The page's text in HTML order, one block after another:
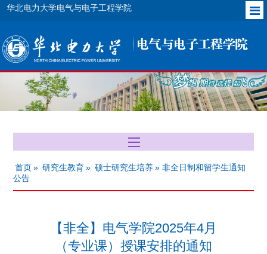
华北电力大学电气与电子工程学院
首页 » 研究生教育 » 硕士研究生培养 » 非全日制和留学生通知
公告
【非全】电气学院2025年4月
（专业课）授课安排的通知